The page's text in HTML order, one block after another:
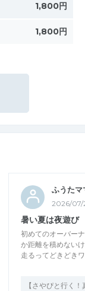
1,800円
1,800円
ふうたマ
2026/
暑い夏は夜遊び
初めてのオーバー
か距離を積めない
走るってどきどき
【さやぴと行く